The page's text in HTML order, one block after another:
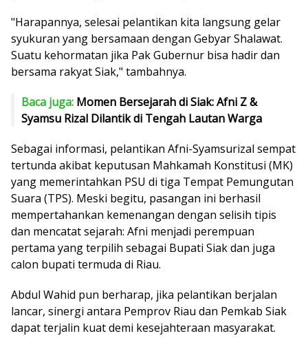
"Harapannya, selesai pelantikan kita langsung gelar
syukuran yang bersamaan dengan Gebyar Shalawat.
Suatu kehormatan jika Pak Gubernur bisa hadir dan
bersama rakyat Siak," tambahnya.
Baca juga: Momen Bersejarah di Siak: Afni Z &
Syamsu Rizal Dilantik di Tengah Lautan Warga
Sebagai informasi, pelantikan Afni-Syamsurizal sempat
tertunda akibat keputusan Mahkamah Konstitusi (MK)
yang memerintahkan PSU di tiga Tempat Pemungutan
Suara (TPS). Meski begitu, pasangan ini berhasil
mempertahankan kemenangan dengan selisih tipis
dan mencatat sejarah: Afni menjadi perempuan
pertama yang terpilih sebagai Bupati Siak dan juga
calon bupati termuda di Riau.
Abdul Wahid pun berharap, jika pelantikan berjalan
lancar, sinergi antara Pemprov Riau dan Pemkab Siak
dapat terjalin kuat demi kesejahteraan masyarakat.